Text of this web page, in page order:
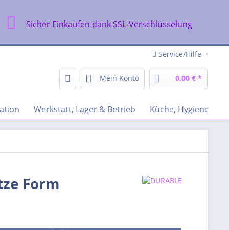
Sicher Einkaufen dank SSL-Verschlüsselung
Service/Hilfe
Mein Konto 0,00 € *
Werkstatt, Lager & Betrieb Küche, Hygiene &
Form